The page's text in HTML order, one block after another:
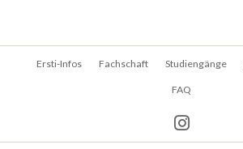
Navigation
Ersti-Infos Fachschaft Studiengänge
FAQ